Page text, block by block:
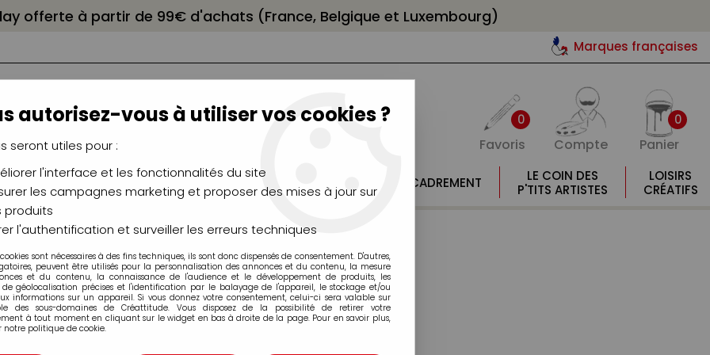
offerte à partir de 99€ d'achats (France, Belgique et Luxembourg)
Marques françaises
0
Favoris Compte
0
Panier
CHÂSSIS
CHEVALETS
AÉROGRAPHIE
MODÉLISME
MOULAGE
ENCADREMENT
LE COIN DES
P'TITS ARTISTES
LOISIRS
CRÉATIFS
FEUTRES PITT TOUTES POINTES
autorisez-vous à utiliser vos cookies ?
seront utiles pour :
l'interface et les fonctionnalités du site
les campagnes marketing et proposer des mises à jour sur
produits
l'authentification et surveiller les erreurs techniques
sont nécessaires à des fins techniques, ils sont donc dispensés de consentement. D'autres,
peuvent être utilisés pour la personnalisation des annonces et du contenu, la mesure
et du contenu, la connaissance de l'audience et le développement de produits, les
de géolocalisation précises et l'identification par le balayage de l'appareil, le stockage et/ou
informations sur un appareil. Si vous donnez votre consentement, celui-ci sera valable sur
des sous-domaines de Créattitude. Vous disposez de la possibilité de retirer votre
à tout moment en cliquant sur le widget en bas à droite de la page. Pour en savoir plus,
notre politique de cookie.